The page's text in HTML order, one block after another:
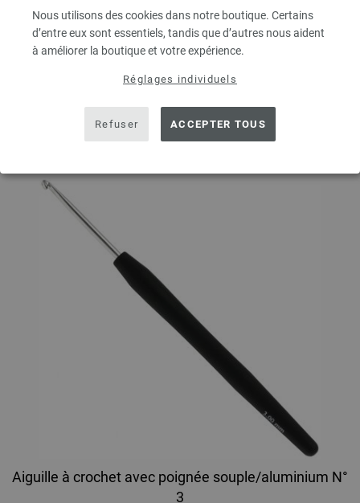
Nous utilisons des cookies dans notre boutique. Certains
d’entre eux sont essentiels, tandis que d’autres nous aident
à améliorer la boutique et votre expérience.
Réglages individuels
Refuser ACCEPTER TOUS
DANS LE PANIER
Aiguille à crochet avec poignée souple/aluminium N°
3